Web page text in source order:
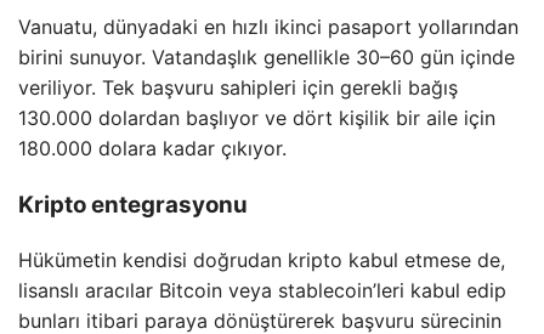
Vanuatu, dünyadaki en hızlı ikinci pasaport yollarından
birini sunuyor. Vatandaşlık genellikle 30–60 gün içinde
veriliyor. Tek başvuru sahipleri için gerekli bağış
130.000 dolardan başlıyor ve dört kişilik bir aile için
180.000 dolara kadar çıkıyor.
Kripto entegrasyonu
Hükümetin kendisi doğrudan kripto kabul etmese de,
lisanslı aracılar Bitcoin veya stablecoin’leri kabul edip
bunları itibari paraya dönüştürerek başvuru sürecinin